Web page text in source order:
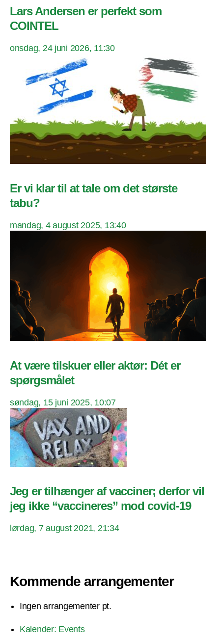
Lars Andersen er perfekt som
COINTEL
onsdag, 24 juni 2026, 11:30
Er vi klar til at tale om det største
tabu?
mandag, 4 august 2025, 13:40
At være tilskuer eller aktør: Dét er
spørgsmålet
søndag, 15 juni 2025, 10:07
Jeg er tilhænger af vacciner; derfor vil
jeg ikke “vaccineres” mod covid-19
lørdag, 7 august 2021, 21:34
Kommende arrangementer
Ingen arrangementer pt.
Kalender: Events